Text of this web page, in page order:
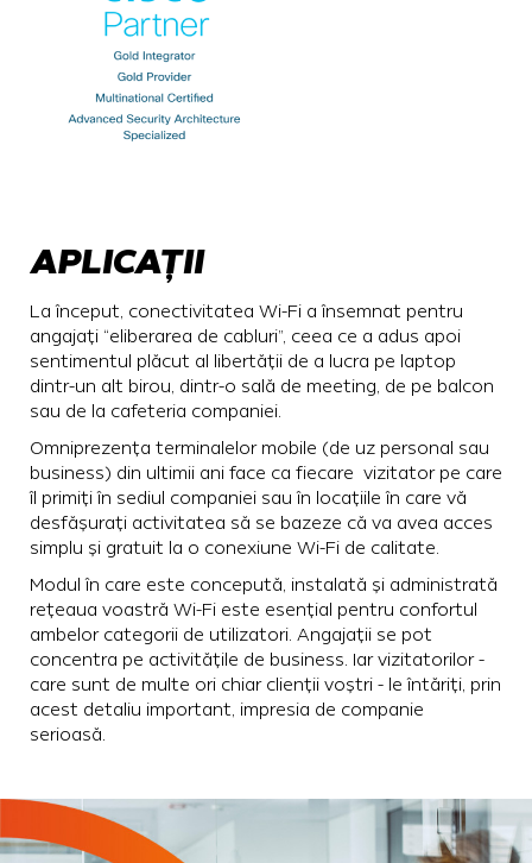
APLICAȚII
La început, conectivitatea Wi-Fi a însemnat pentru
angajați “eliberarea de cabluri”, ceea ce a adus apoi
sentimentul plăcut al libertății de a lucra pe laptop
dintr-un alt birou, dintr-o sală de meeting, de pe balcon
sau de la cafeteria companiei.
Omniprezența terminalelor mobile (de uz personal sau
business) din ultimii ani face ca fiecare vizitator pe care
îl primiți în sediul companiei sau în locațiile în care vă
desfășurați activitatea să se bazeze că va avea acces
simplu și gratuit la o conexiune Wi-Fi de calitate.
Modul în care este concepută, instalată și administrată
rețeaua voastră Wi-Fi este esențial pentru confortul
ambelor categorii de utilizatori. Angajații se pot
concentra pe activitățile de business. Iar vizitatorilor -
care sunt de multe ori chiar clienții voștri - le întăriți, prin
acest detaliu important, impresia de companie
serioasă.